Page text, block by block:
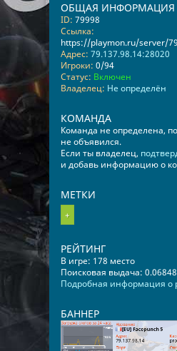
ОБЩАЯ ИНФОРМАЦИЯ
ID: 79998
Ссылка:
https://playmon.ru/server/
Адрес: 79.137.98.14:28020
Игроки: 0/94
Статус: Включен
Владелец: Не определён
КОМАНДА
Команда не определена,
не объявился.
Если ты владелец,
и добавь информацию о
МЕТКИ
+
РЕЙТИНГ
В игре: 178 место
Поисковая выдача: 0.06848
Подробная информация о
БАННЕР